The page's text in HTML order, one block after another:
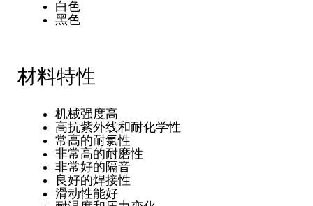
白色
黑色
材料特性
机械强度高
高抗紫外线和耐化学性
常高的耐氯性
非常高的耐磨性
非常好的隔音
良好的焊接性
滑动性能好